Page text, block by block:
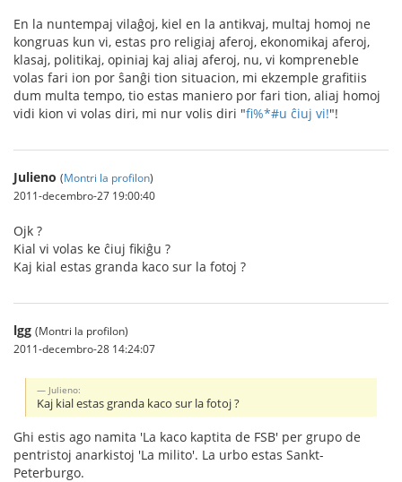
En la nuntempaj vilaĝoj, kiel en la antikvaj, multaj homoj ne
kongruas kun vi, estas pro religiaj aferoj, ekonomikaj aferoj,
klasaj, politikaj, opiniaj kaj aliaj aferoj, nu, vi kompreneble
volas fari ion por ŝanĝi tion situacion, mi ekzemple grafitiis
dum multa tempo, tio estas maniero por fari tion, aliaj homoj
vidi kion vi volas diri, mi nur volis diri "fi%*#u ĉiuj vi!"!
Julieno (Montri la profilon)
2011-decembro-27 19:00:40
Ojk ?
Kial vi volas ke ĉiuj fikiĝu ?
Kaj kial estas granda kaco sur la fotoj ?
lgg (Montri la profilon)
2011-decembro-28 14:24:07
Julieno:
Kaj kial estas granda kaco sur la fotoj ?
Ghi estis ago namita 'La kaco kaptita de FSB' per grupo de
pentristoj anarkistoj 'La milito'. La urbo estas Sankt-
Peterburgo.